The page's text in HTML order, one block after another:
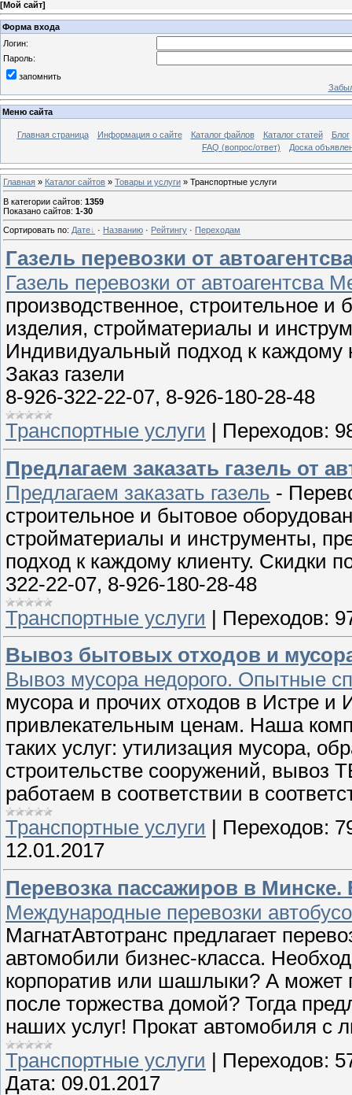
[Мой сайт]
Форма входа
Логин:
Пароль:
запомнить
Меню сайта
Главная страница Информация о сайте Каталог файлов Каталог статей
Блог
FAQ (вопрос/ответ)
Доска
Главная » Каталог сайтов » Товары и услуги » Транспортные услуги
В категории сайтов: 1359
Показано сайтов: 1-30
Сортировать по: Дате · Названию · Рейтингу · Переходам
Газель перевозки от
Газель перевозки от автоагентсва
производственное, строительное
изделия, стройматериалы и
Индивидуальный подход к каждому
Заказ газели
8-926-322-22-07, 8-926-180-28-48
Транспортные услуги
Переходов:
Предлагаем заказать газель от
Предлагаем заказать газель -
строительное и бытовое
стройматериалы и инструменты,
подход к каждому клиенту. Скидки
322-22-07, 8-926-180-28-48
Транспортные услуги | Переходов:
Вывоз бытовых отходов и
Вывоз мусора недорого. Опытные
мусора и прочих отходов в Истре и
привлекательным ценам. Наша
таких услуг: утилизация мусора,
строительстве сооружений,
работаем в соответствии в
Транспортные услуги
Переходов:
12.01.2017
Перевозка пассажиров в
Международные перевозки
МагнатАвтотранс предлагает
автомобили бизнес-класса.
корпоратив или шашлыки? А может
после торжества домой? Тогда
наших услуг! Прокат автомобиля
Транспортные услуги
Переходов:
Дата: 09.01.2017